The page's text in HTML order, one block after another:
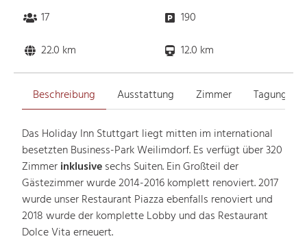
17
190
22.0 km
12.0 km
Beschreibung Ausstattung Zimmer
Das Holiday Inn Stuttgart liegt mitten im international
besetzten Business-Park Weilimdorf. Es verfügt über 320
Zimmerinklusivesechs Suiten. Ein Großteil der
Gästezimmer wurde 2014-2016 komplett renoviert. 2017
wurde unser Restaurant Piazza ebenfalls renoviert und
2018 wurde der komplette Lobby und das Restaurant
Dolce Vita erneuert.